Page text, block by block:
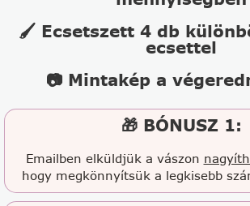
🖌️ Ecsetszett 4 db
ecsettel
📷 Mintakép a
🎁 BÓNUSZ 1:
Emailben elküldjük a vászon
hogy megkönnyítsük a legkisebb